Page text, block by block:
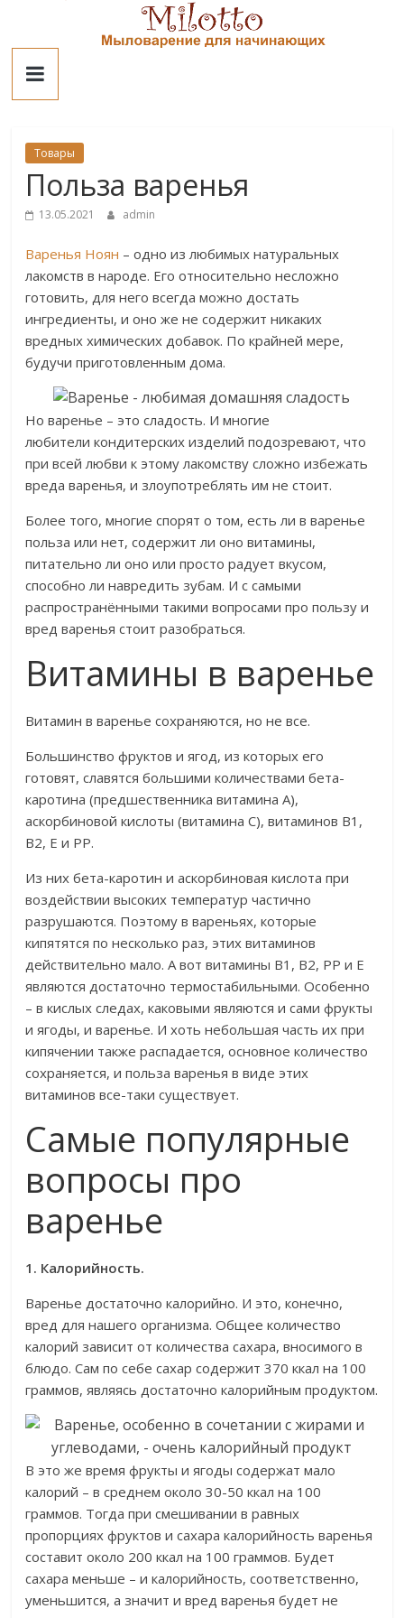
contentМилотто
Товары
Польза варенья
13.05.2021 admin
Варенья Ноян – одно из любимых натуральных
лакомств в народе. Его относительно несложно
готовить, для него всегда можно достать
ингредиенты, и оно же не содержит никаких
вредных химических добавок. По крайней мере,
будучи приготовленным дома.
Но варенье – это сладость. И многие
любители кондитерских изделий подозревают, что
при всей любви к этому лакомству сложно избежать
вреда варенья, и злоупотреблять им не стоит.
Более того, многие спорят о том, есть ли в варенье
польза или нет, содержит ли оно витамины,
питательно ли оно или просто радует вкусом,
способно ли навредить зубам. И с самыми
распространёнными такими вопросами про пользу и
вред варенья стоит разобраться.
Витамины в варенье
Витамин в варенье сохраняются, но не все.
Большинство фруктов и ягод, из которых его
готовят, славятся большими количествами бета-
каротина (предшественника витамина А),
аскорбиновой кислоты (витамина С), витаминов В1,
В2, Е и РР.
Из них бета-каротин и аскорбиновая кислота при
воздействии высоких температур частично
разрушаются. Поэтому в вареньях, которые
кипятятся по несколько раз, этих витаминов
действительно мало. А вот витамины В1, В2, РР и Е
являются достаточно термостабильными. Особенно
– в кислых следах, каковыми являются и сами фрукты
и ягоды, и варенье. И хоть небольшая часть их при
кипячении также распадается, основное количество
сохраняется, и польза варенья в виде этих
витаминов все-таки существует.
Самые популярные
вопросы про
варенье
1. Калорийность.
Варенье достаточно калорийно. И это, конечно,
вред для нашего организма. Общее количество
калорий зависит от количества сахара, вносимого в
блюдо. Сам по себе сахар содержит 370 ккал на 100
граммов, являясь достаточно калорийным продуктом.
В это же время фрукты и ягоды содержат мало
калорий – в среднем около 30-50 ккал на 100
граммов. Тогда при смешивании в равных
пропорциях фруктов и сахара калорийность варенья
составит около 200 ккал на 100 граммов. Будет
сахара меньше – и калорийность, соответственно,
уменьшится, а значит и вред варенья будет не